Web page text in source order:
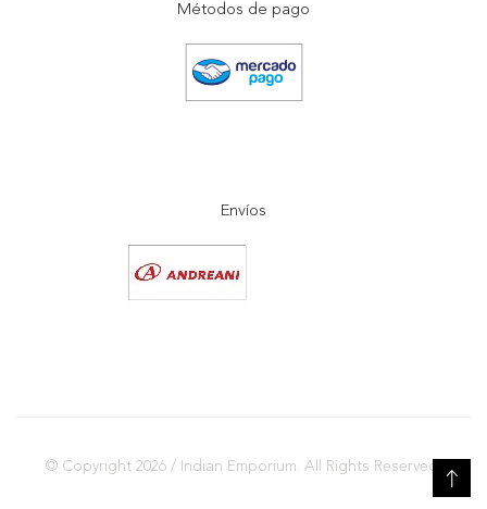
Métodos de pago
Envíos
© Copyright 2026 / Indian Emporium. All Rights Reserved.